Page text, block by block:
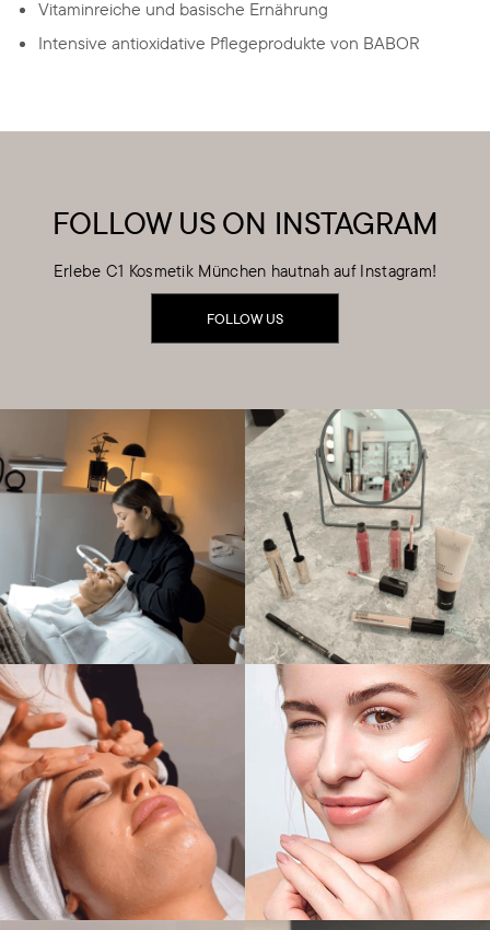
Vitaminreiche und basische Ernährung
Intensive antioxidative Pflegeprodukte von BABOR
FOLLOW US ON INSTAGRAM
Erlebe C1 Kosmetik München hautnah auf Instagram!
FOLLOW US